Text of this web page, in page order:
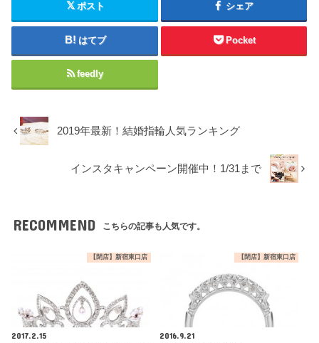
ポスト シェア
はてブ Pocket
feedly
2019年最新！結婚指輪人気ランキング
インスタキャンペーン開催中！1/31まで
RECOMMEND こちらの記事も人気です。
【閉店】新宿東口店
2017.2.15
【閉店】新宿東口店
2016.9.21